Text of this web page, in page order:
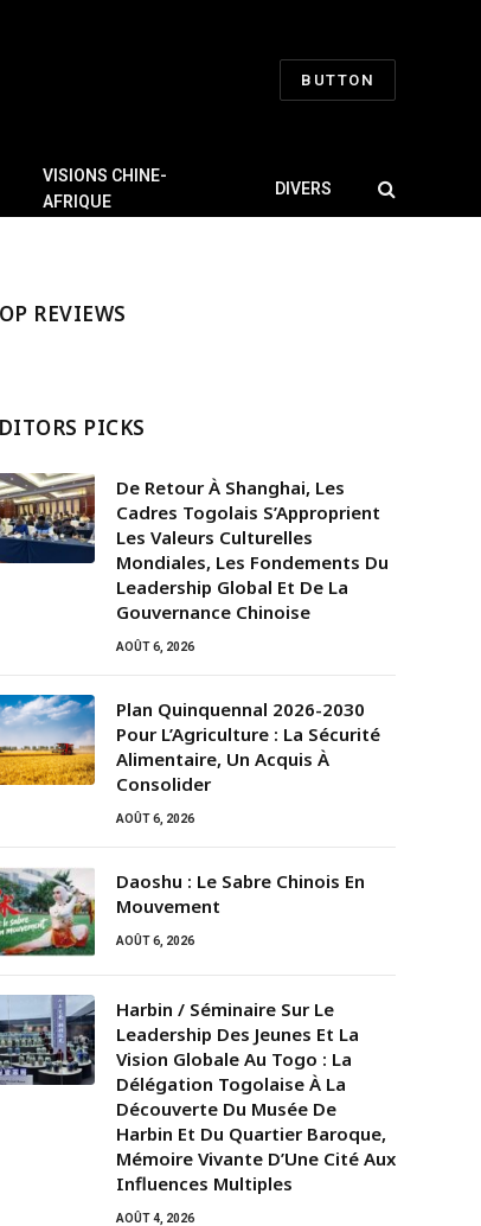
BUTTON
VISIONS CHINE-
AFRIQUE
DIVERS
REVIEWS
PICKS
De Retour À Shanghai, Les
Cadres Togolais S’Approprient
Les Valeurs Culturelles
Mondiales, Les Fondements Du
Leadership Global Et De La
Gouvernance Chinoise
AOÛT 6, 2026
Plan Quinquennal 2026-2030
Pour L’Agriculture : La Sécurité
Alimentaire, Un Acquis À
Consolider
AOÛT 6, 2026
Daoshu : Le Sabre Chinois En
Mouvement
AOÛT 6, 2026
Harbin / Séminaire Sur Le
Leadership Des Jeunes Et La
Vision Globale Au Togo : La
Délégation Togolaise À La
Découverte Du Musée De
Harbin Et Du Quartier Baroque,
Mémoire Vivante D’Une Cité Aux
Influences Multiples
AOÛT 4, 2026